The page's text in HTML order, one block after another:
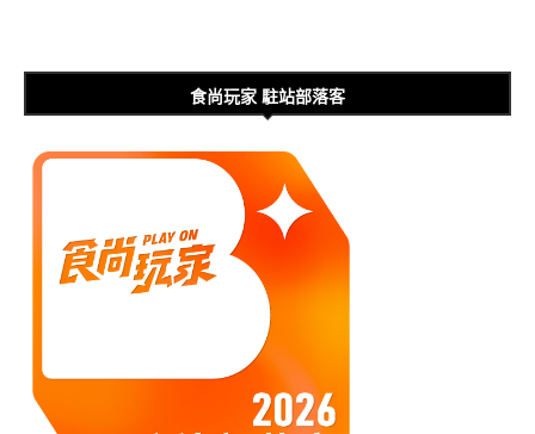
食尚玩家 駐站部落客